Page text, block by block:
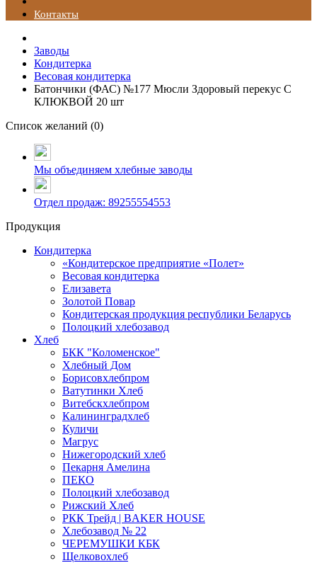
Контакты
Заводы
Кондитерка
Весовая кондитерка
Батончики (ФАС) №177 Мюсли Здоровый перекус С
КЛЮКВОЙ 20 шт
Список желаний (0)
Мы объединяем хлебные заводы
Отдел продаж: 89255554553
Продукция
Кондитерка
«Кондитерское предприятие «Полет»
Весовая кондитерка
Елизавета
Золотой Повар
Кондитерская продукция республики Беларусь
Полоцкий хлебозавод
Хлеб
БКК "Коломенское"
Хлебный Дом
Борисовхлебпром
Ватутинки Хлеб
Витебскхлебпром
Калининградхлеб
Куличи
Магрус
Нижегородский хлеб
Пекарня Амелина
ПЕКО
Полоцкий хлебозавод
Рижский Хлеб
РКК Трейд | BAKER HOUSE
Хлебозавод № 22
ЧЕРЕМУШКИ КБК
Щелковохлеб